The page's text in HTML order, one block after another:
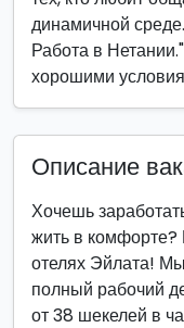
динамичной
Работа в
хорошими
Описание
Хочешь
жить в
отелях Эйлата!
полный рабочий
от 38 шекелей в